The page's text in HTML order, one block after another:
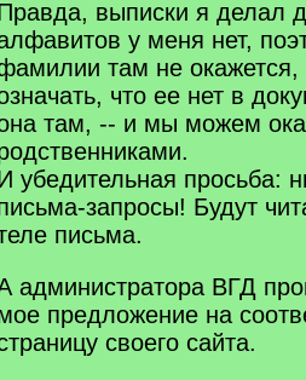
выписки я делал
у меня нет,
там не окажется,
что ее нет в
там, -- и мы можем
убедительная просьба:
запросы! Будут
письма.
администратора ВГД
предложение на
своего сайта.